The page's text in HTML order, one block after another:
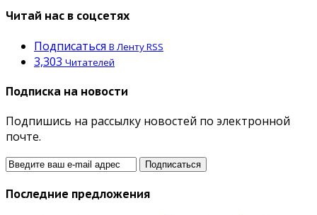
Читай нас в соцсетях
Подписаться В Ленту RSS
3,303 Читателей
Подписка на новости
Подпишись на рассылку новостей по электронной
почте.
Последние предложения